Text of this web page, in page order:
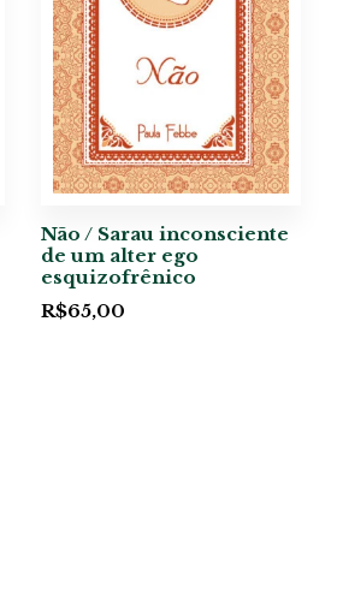
Não / Sarau inconsciente
de um alter ego
esquizofrênico
R$65,00